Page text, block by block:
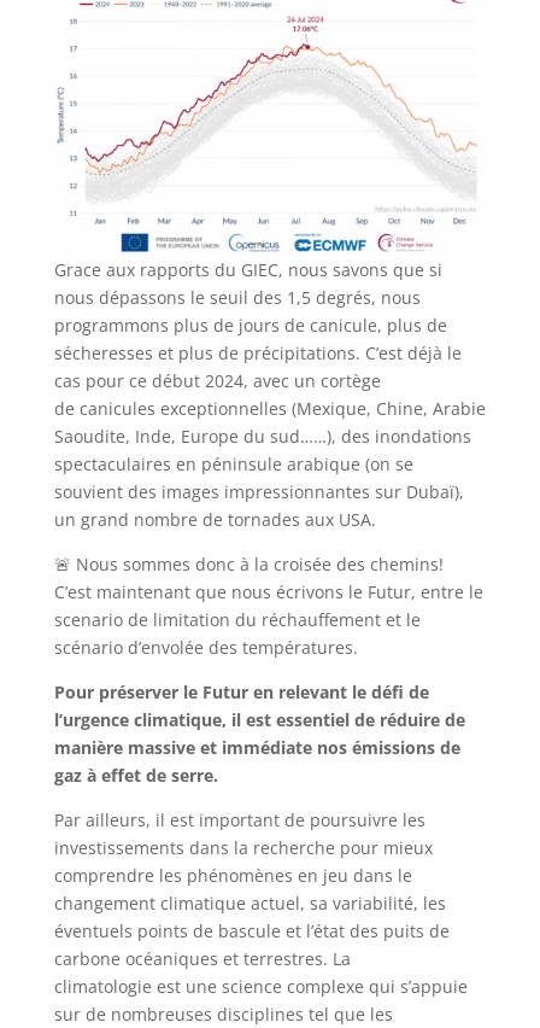
Grace aux rapports du GIEC, nous savons que si
nous dépassons le seuil des 1,5 degrés, nous
programmons plus de jours de canicule, plus de
sécheresses et plus de précipitations. C’est déjà le
cas pour ce début 2024, avec un cortège
de canicules exceptionnelles (Mexique, Chine, Arabie
Saoudite, Inde, Europe du sud……), des inondations
spectaculaires en péninsule arabique (on se
souvient des images impressionnantes sur Dubaï),
un grand nombre de tornades aux USA.
🚨 Nous sommes donc à la croisée des chemins!
C’est maintenant que nous écrivons le Futur, entre le
scenario de limitation du réchauffement et le
scénario d’envolée des températures.
Pour préserver le Futur en relevant le défi de
l’urgence climatique, il est essentiel de réduire de
manière massive et immédiate nos émissions de
gaz à effet de serre.
Par ailleurs, il est important de poursuivre les
investissements dans la recherche pour mieux
comprendre les phénomènes en jeu dans le
changement climatique actuel, sa variabilité, les
éventuels points de bascule et l’état des puits de
carbone océaniques et terrestres. La
climatologie est une science complexe qui s’appuie
sur de nombreuses disciplines tel que les